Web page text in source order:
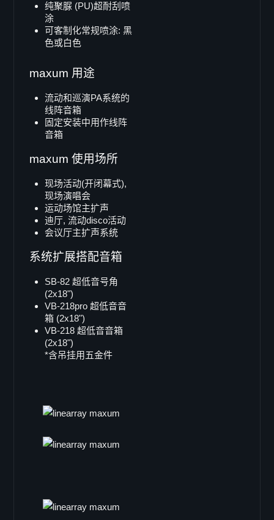
Doppel 8"
B-802
Line Array
maxum
V-TEC 系列
VT-6
VT-68
Vector 系列
Vector 8
Vector 6
Viper-pro
Viper-LA
X-ray8
Galaxy 系列
Galaxy GS 系列
GS-8
纯聚脲 (PU)超耐刮喷
涂
可客制化常规喷涂: 黑
色或白色
maxum 用途
流动和巡演PA系统的
线阵音箱
固定安装中用作线阵
音箱
maxum 使用场所
现场活动(开闭幕式),
现场演唱会
运动场馆主扩声
迪厅, 流动disco活动
会议厅主扩声系统
系统扩展搭配音箱
SB-82 超低音号角
(2x18")
VB-218pro 超低音音
箱 (2x18")
VB-218 超低音音箱
(2x18")
*含吊挂用五金件